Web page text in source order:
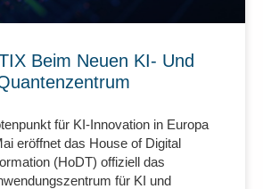
Beim Neuen KI- Und
für KI-Innovation in Europa
eröffnet das House of Digital
(HoDT) offiziell das
für KI und